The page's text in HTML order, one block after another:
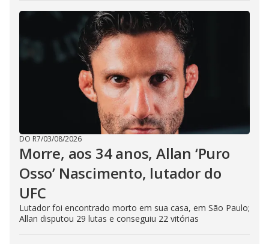
DO R7/03/08/2026
Morre, aos 34 anos, Allan ‘Puro
Osso’ Nascimento, lutador do
UFC
Lutador foi encontrado morto em sua casa, em São Paulo;
Allan disputou 29 lutas e conseguiu 22 vitórias